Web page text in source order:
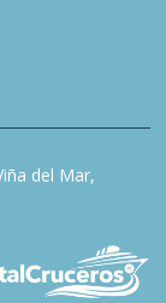
del Mar,